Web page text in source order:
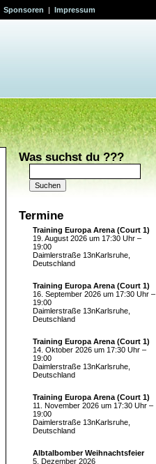
Sponsoren | Impressum
Was suchst du ???
Suchen
nach:
Termine
Training Europa Arena (Court 1)
19. August 2026 um 17:30 Uhr –
19:00
Daimlerstraße 13nKarlsruhe,
Deutschland
Training Europa Arena (Court 1)
16. September 2026 um 17:30 Uhr –
19:00
Daimlerstraße 13nKarlsruhe,
Deutschland
Training Europa Arena (Court 1)
14. Oktober 2026 um 17:30 Uhr –
19:00
Daimlerstraße 13nKarlsruhe,
Deutschland
Training Europa Arena (Court 1)
11. November 2026 um 17:30 Uhr –
19:00
Daimlerstraße 13nKarlsruhe,
Deutschland
Albtalbomber Weihnachtsfeier
5. Dezember 2026